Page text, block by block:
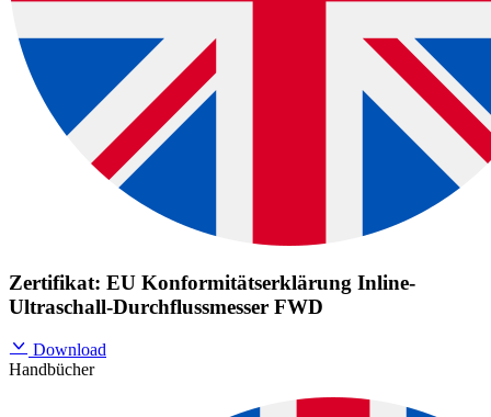
Zertifikat: EU Konformitätserklärung Inline-
Ultraschall-Durchflussmesser FWD
Download
Handbücher